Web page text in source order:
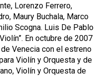
Lorenzo Ferrero,
Maury Buchala, Marco
Scogna. Luis De Pablo
En octubre de 2007
Venecia con el estreno
Violín y Orquesta y de
Violín y Orquesta de